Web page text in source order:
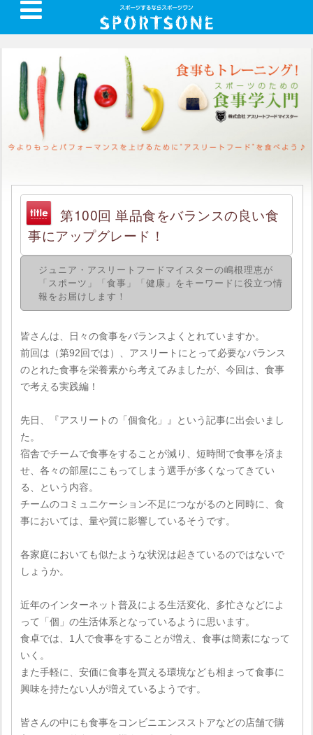
第100回 単品食をバランスの良い食
事にアップグレード！
ジュニア・アスリートフードマイスターの嶋根理恵が
「スポーツ」「食事」「健康」をキーワードに役立つ情
報をお届けします！
皆さんは、日々の食事をバランスよくとれていますか。
前回は（第92回では）、アスリートにとって必要なバランス
のとれた食事を栄養素から考えてみましたが、今回は、食事
で考える実践編！
先日、『アスリートの「個食化」』という記事に出会いまし
た。
宿舎でチームで食事をすることが減り、短時間で食事を済ま
せ、各々の部屋にこもってしまう選手が多くなってきてい
る、という内容。
チームのコミュニケーション不足につながるのと同時に、食
事においては、量や質に影響しているそうです。
各家庭においても似たような状況は起きているのではないで
しょうか。
近年のインターネット普及による生活変化、多忙さなどによ
って「個」の生活体系となっているように思います。
食卓では、1人で食事をすることが増え、食事は簡素になって
いく。
また手軽に、安価に食事を買える環境なども相まって食事に
興味を持たない人が増えているようです。
皆さんの中にも食事をコンビニエンスストアなどの店舗で購